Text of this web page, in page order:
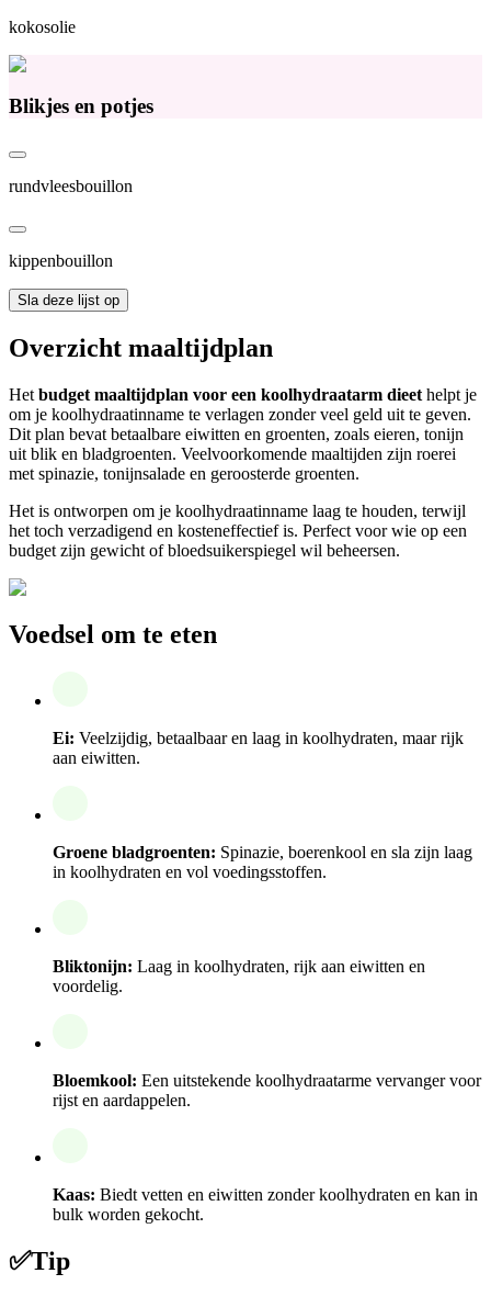
kokosolie
Blikjes en potjes
rundvleesbouillon
kippenbouillon
Sla deze lijst op
Overzicht maaltijdplan
Het budget maaltijdplan voor een koolhydraatarm dieet helpt je
om je koolhydraatinname te verlagen zonder veel geld uit te geven.
Dit plan bevat betaalbare eiwitten en groenten, zoals eieren, tonijn
uit blik en bladgroenten. Veelvoorkomende maaltijden zijn roerei
met spinazie, tonijnsalade en geroosterde groenten.
Het is ontworpen om je koolhydraatinname laag te houden, terwijl
het toch verzadigend en kosteneffectief is. Perfect voor wie op een
budget zijn gewicht of bloedsuikerspiegel wil beheersen.
Voedsel om te eten
Ei: Veelzijdig, betaalbaar en laag in koolhydraten, maar rijk
aan eiwitten.
Groene bladgroenten: Spinazie, boerenkool en sla zijn laag
in koolhydraten en vol voedingsstoffen.
Bliktonijn: Laag in koolhydraten, rijk aan eiwitten en
voordelig.
Bloemkool: Een uitstekende koolhydraatarme vervanger voor
rijst en aardappelen.
Kaas: Biedt vetten en eiwitten zonder koolhydraten en kan in
bulk worden gekocht.
✅Tip